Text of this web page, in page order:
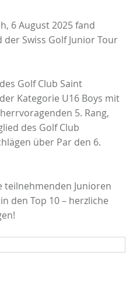
6 August 2025 fand
Swiss Golf Junior Tour
Golf Club Saint
Kategorie U16 Boys mit
5. Rang,
des Golf Club
über Par den 6.
teilnehmenden Junioren
den Top 10 – herzliche